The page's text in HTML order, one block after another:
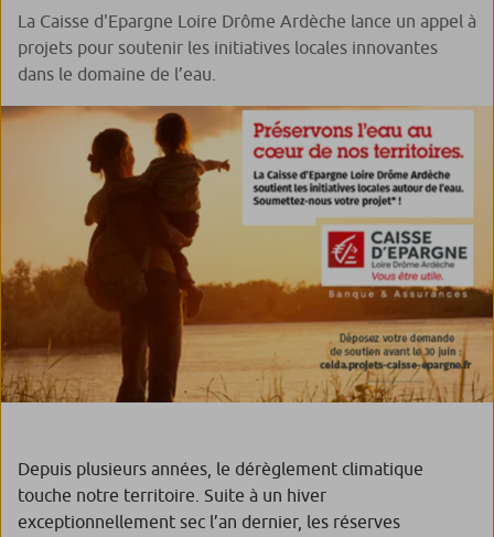
La Caisse d'Epargne Loire Drôme Ardèche lance un appel à
projets pour soutenir les initiatives locales innovantes
dans le domaine de l’eau.
Depuis plusieurs années, le dérèglement climatique
touche notre territoire. Suite à un hiver
exceptionnellement sec l’an dernier, les réserves